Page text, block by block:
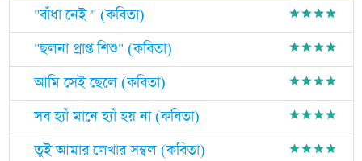
"বাঁধা নেই " (কবিতা) gradegradegradegrade
"ছলনা প্রাপ্ত শিশু" (কবিতা) gradegradegradegrade
আমি সেই ছেলে (কবিতা) gradegradegradegrade
সব হ্যাঁ মানে হ্যাঁ হয় না (কবিতা) gradegradegradegrade
তুই আমার লেখার সম্বল (কবিতা) gradegradegradegrade